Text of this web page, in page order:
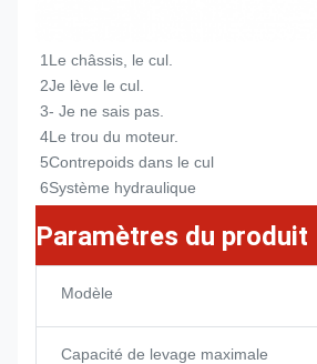
1Le châssis, le cul.
2Je lève le cul.
3- Je ne sais pas.
4Le trou du moteur.
5Contrepoids dans le cul
6Système hydraulique
Paramètres du produit
Modèle
Capacité de levage maximale